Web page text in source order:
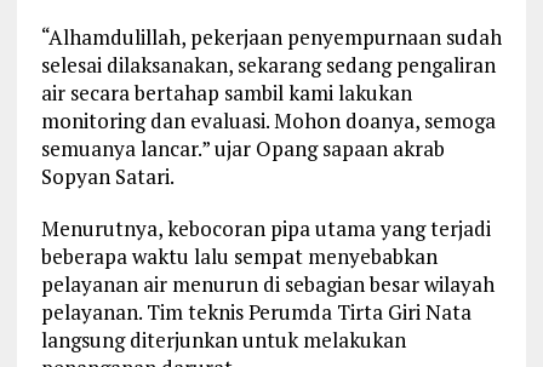
“Alhamdulillah, pekerjaan penyempurnaan sudah
selesai dilaksanakan, sekarang sedang pengaliran
air secara bertahap sambil kami lakukan
monitoring dan evaluasi. Mohon doanya, semoga
semuanya lancar.” ujar Opang sapaan akrab
Sopyan Satari.
Menurutnya, kebocoran pipa utama yang terjadi
beberapa waktu lalu sempat menyebabkan
pelayanan air menurun di sebagian besar wilayah
pelayanan. Tim teknis Perumda Tirta Giri Nata
langsung diterjunkan untuk melakukan